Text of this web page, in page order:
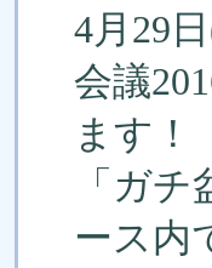
4月29
会議
ます！
「ガ
ース内